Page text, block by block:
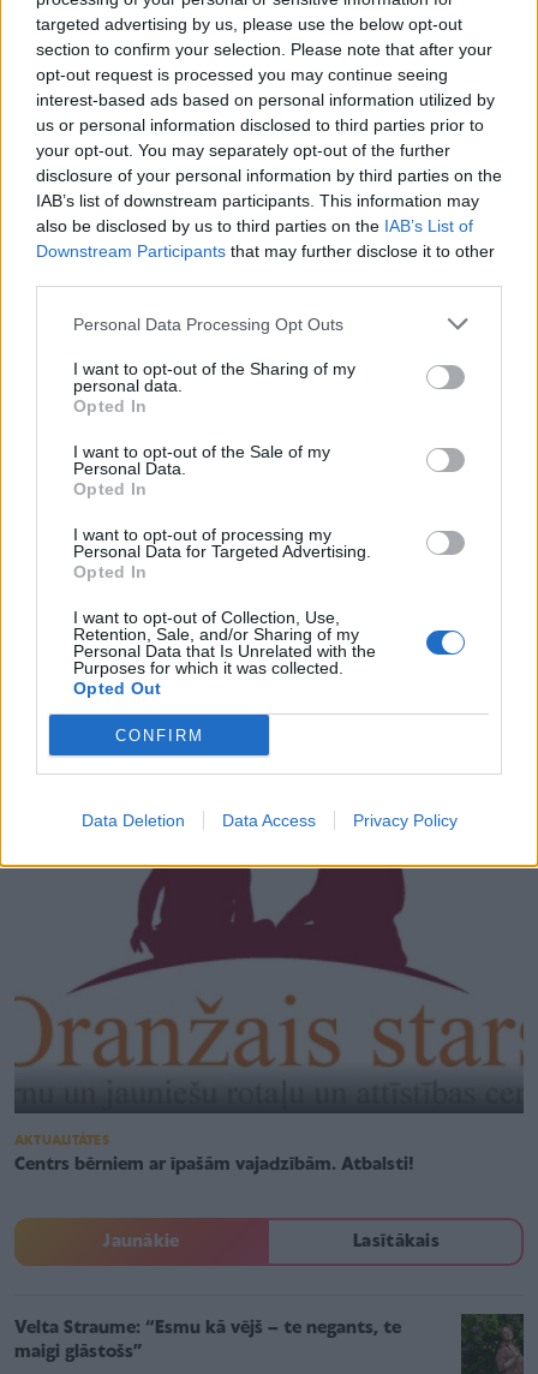
targeted advertising by us, please use the below opt-out
section to confirm your selection. Please note that after your
opt-out request is processed you may continue seeing
interest-based ads based on personal information utilized by
us or personal information disclosed to third parties prior to
your opt-out. You may separately opt-out of the further
disclosure of your personal information by third parties on the
IAB’s list of downstream participants. This information may
also be disclosed by us to third parties on the IAB’s List of
Downstream Participants that may further disclose it to other
Personal Data Processing Opt Outs
I want to opt-out of the Sharing of my
personal data.
Opted In
I want to opt-out of the Sale of my
Personal Data.
Opted In
I want to opt-out of processing my
Personal Data for Targeted Advertising.
Opted In
I want to opt-out of Collection, Use,
Retention, Sale, and/or Sharing of my
Personal Data that Is Unrelated with the
Purposes for which it was collected.
Opted Out
CONFIRM
Data Deletion Data Access Privacy Policy
AKTUALITĀTES
stingumkrampjiem
AKTUALITĀTES
Centrs bērniem ar īpašām vajadzībām. Atbalsti!
Jaunākie Lasītākais
Velta Straume: “Esmu kā vējš – te negants, te
maigi glāstošs”